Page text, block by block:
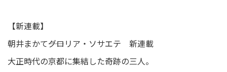
【新連載】
朝井まかて――グロリア・ソサエテ 新連載
大正時代の京都に集結した奇跡の三人。